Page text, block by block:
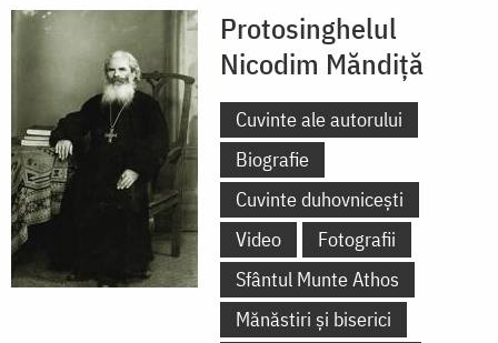
Protosinghelul
Nicodim Măndiță
Cuvinte ale autorului
Biografie
Cuvinte duhovnicești
Video
Fotografii
Sfântul Munte Athos
Mănăstiri și biserici